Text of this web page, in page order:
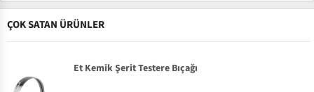
ÇOK SATAN ÜRÜNLER
Et Kemik Şerit Testere Bıçağı